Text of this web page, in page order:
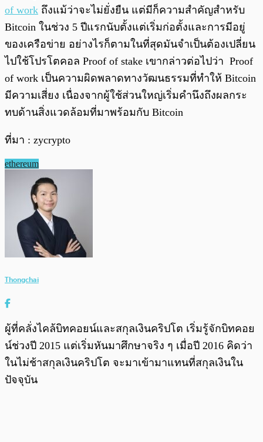
of work ถึงแม้ว่าจะไม่ยั่งยืน แต่มีก็ความสำคัญสำหรับ
Bitcoin ในช่วง 5 ปีแรกนับตั้งแต่เริ่มก่อตั้งและการมีอยู่
ของเครือข่าย อย่างไรก็ตามในที่สุดมันจำเป็นต้องเปลี่ยน
ไปใช้โปรโตคอล Proof of stake เขากล่าวต่อไปว่า Proof
of work เป็นความผิดพลาดทางวัฒนธรรมที่ทำให้ Bitcoin
มีความเสี่ยง เนื่องจากผู้ใช้ส่วนใหญ่เริ่มคำนึงถึงผลกระ
ทบด้านสิ่งแวดล้อมที่มาพร้อมกับ Bitcoin
ที่มา : zycrypto
ethereum
Thongchai
ผู้ที่คลั่งไคล้บิทคอยน์และสกุลเงินคริปโต เริ่มรู้จักบิทคอย
น์ช่วงปี 2015 แต่เริ่มหันมาศึกษาจริง ๆ เมื่อปี 2016 คิดว่า
ในไม่ช้าสกุลเงินคริปโต จะมาเข้ามาแทนที่สกุลเงินใน
ปัจจุบัน